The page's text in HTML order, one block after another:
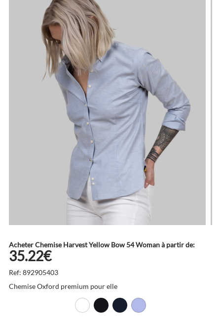
Acheter Chemise Harvest Yellow Bow 54 Woman à partir de:
35.22€
Ref: 892905403
Chemise Oxford premium pour elle